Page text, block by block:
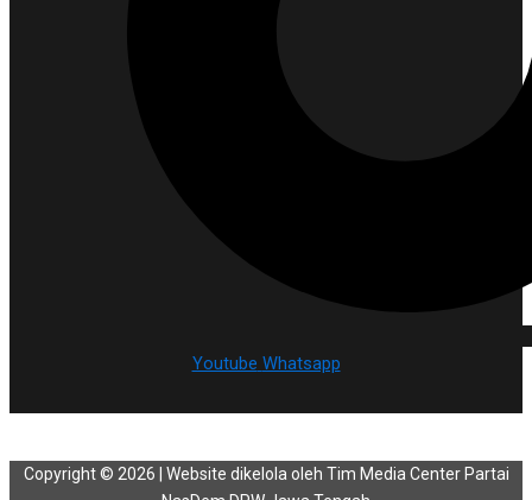
Youtube Whatsapp
Copyright © 2026 | Website dikelola oleh Tim Media Center Partai